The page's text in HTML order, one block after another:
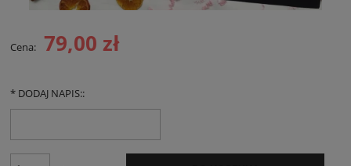
Cena: 79,00 zł
* DODAJ NAPIS::